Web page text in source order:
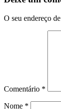
O seu endereço
Comentário *
Nome *